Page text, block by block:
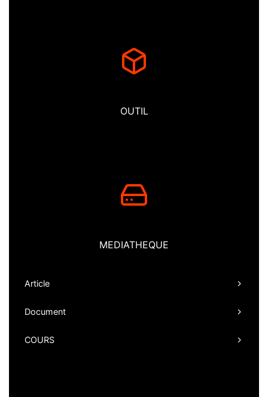
OUTIL
MEDIATHEQUE
Article
Document
COURS